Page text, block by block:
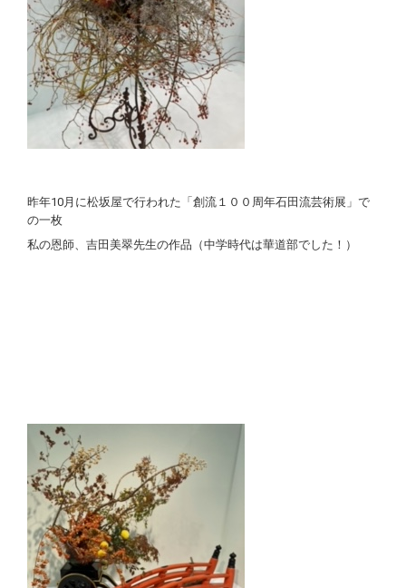
昨年10月に松坂屋で行われた「創流１００周年石田流芸術展」で
の一枚
私の恩師、吉田美翠先生の作品（中学時代は華道部でした！）